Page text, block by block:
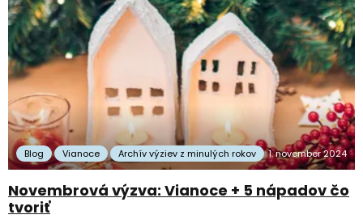
Blog Vianoce Archív výziev z minulých rokov 1. november 2024
Novembrová výzva: Vianoce + 5 nápadov čo
tvoriť